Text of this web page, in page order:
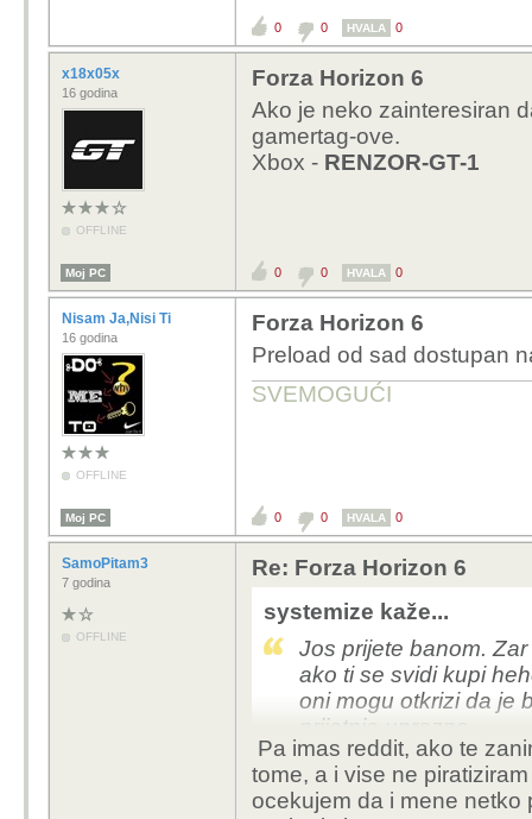
0 0 HVALA 0
x18x05x
16 godina
OFFLINE
Forza Horizon 6
Ako je neko zainteresiran
gamertag-ove.
Xbox - RENZOR-GT-1
Moj PC 0 0 HVALA 0
Nisam Ja,Nisi Ti
16 godina
OFFLINE
Forza Horizon 6
Preload od sad dostupan
SVEMOGUĆI
Moj PC 0 0 HVALA 0
SamoPitam3
7 godina
OFFLINE
Re: Forza Horizon 6
systemize kaže...
Jos prijete banom.
ako ti se svidi kupi
oni mogu otkrizi da je
prijetnje uprazno
Pa imas reddit, ako te
tome, a i vise ne
ocekujem da i mene netko